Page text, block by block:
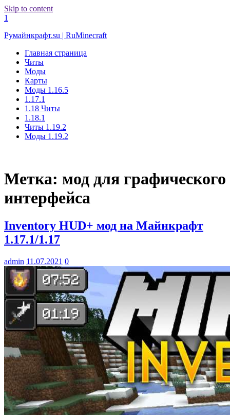
Skip to content
1
Румайнкрафт.su | RuMinecraft
Главная страница
Читы
Моды
Карты
Моды 1.16.5
1.17.1
1.18 Читы
1.18.1
Читы 1.19.2
Моды 1.19.2
Метка: мод для графического
интерфейса
Inventory HUD+ мод на Майнкрафт
1.17.1/1.17
admin 11.07.2021 0